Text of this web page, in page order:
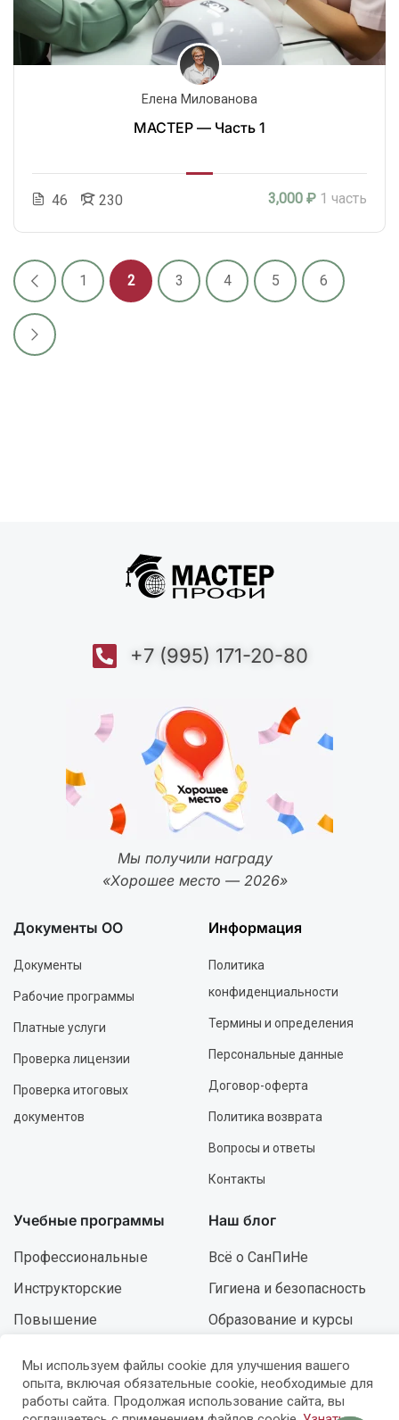
Елена Милованова
МАСТЕР — Часть 1
46 230 3,000 ₽ 1 часть
1 2 3 4 5 6
+7 (995) 171-20-80
Мы получили награду
«Хорошее место — 2026»
Документы ОО
Документы
Рабочие программы
Платные услуги
Проверка лицензии
Проверка итоговых
документов
Информация
Политика
конфиденциальности
Термины и определения
Персональные данные
Договор-оферта
Политика возврата
Вопросы и ответы
Контакты
Учебные программы
Профессиональные
Инструкторские
Повышение
Роспись и дизайн
Наш блог
Всё о СанПиНе
Гигиена и безопасность
Образование и курсы
Развитие и карьера
Мы используем файлы cookie для улучшения вашего
опыта, включая обязательные cookie, необходимые для
работы сайта. Продолжая использование сайта, вы